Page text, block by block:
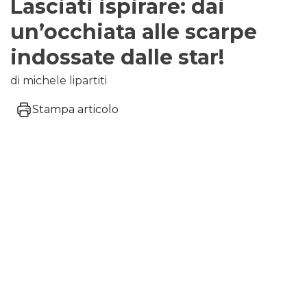
Lasciati ispirare: dai
un’occhiata alle scarpe
indossate dalle star!
di michele lipartiti
Stampa articolo